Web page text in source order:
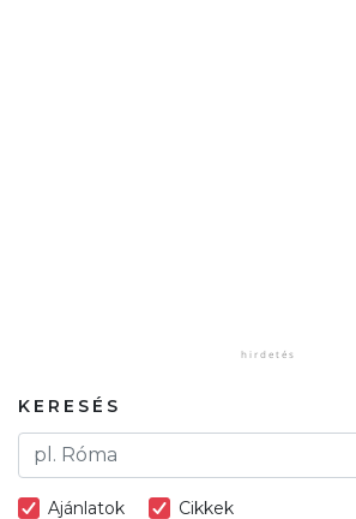
KERESÉS
Ajánlatok Cikkek